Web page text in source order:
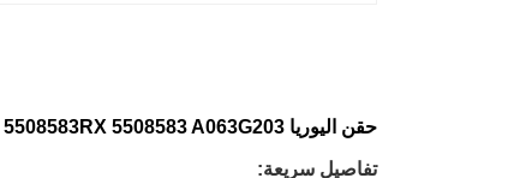
حقن اليوريا 5508583RX 5508583 A063G203 لشركة كومينز 6.7 لتر ISB / QSB محركات Adblue
تفاصيل سريعة: